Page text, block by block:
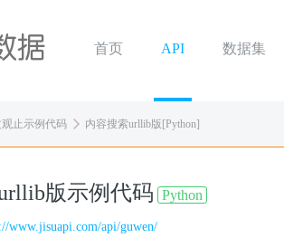
首页 API 数据集
止示例代码 内容搜索urllib版[Python]
版示例代码 Python
www.jisuapi.com/api/guwen/